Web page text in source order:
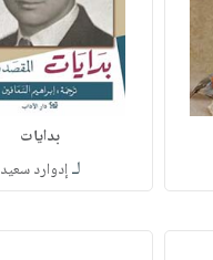
بدايات
لـإدوارد سعيد